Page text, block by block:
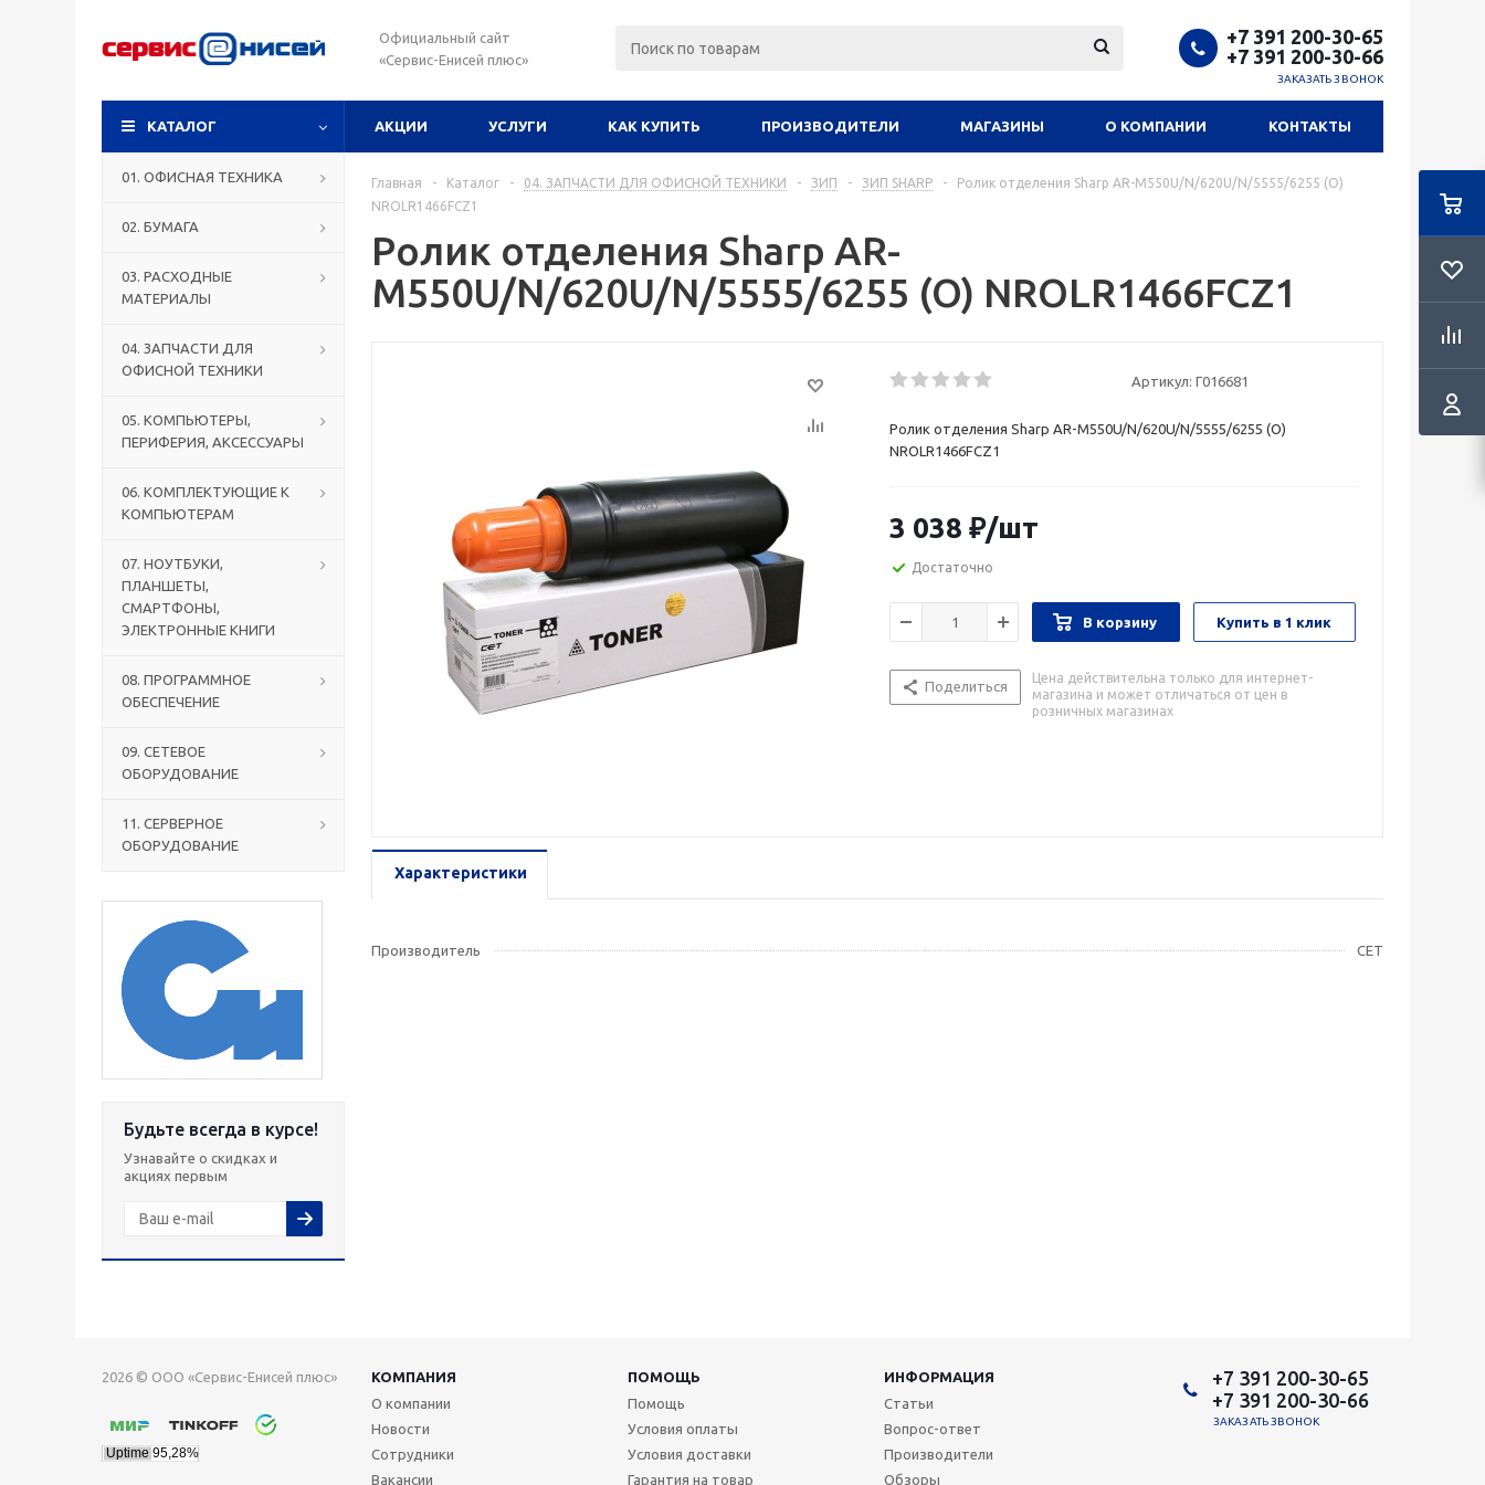
Официальный сайт
«Сервис-Енисей плюс»
+7 391 200-30-65
+7 391 200-30-66
ЗАКАЗАТЬ ЗВОНОК
КАТАЛОГ АКЦИИ УСЛУГИ КАК КУПИТЬ ПРОИЗВОДИТЕЛИ МАГАЗИНЫ О КОМПАНИИ КОНТАКТЫ
01. ОФИСНАЯ ТЕХНИКА
02. БУМАГА
03. РАСХОДНЫЕ
МАТЕРИАЛЫ
04. ЗАПЧАСТИ ДЛЯ
ОФИСНОЙ ТЕХНИКИ
05. КОМПЬЮТЕРЫ,
ПЕРИФЕРИЯ, АКСЕССУАРЫ
06. КОМПЛЕКТУЮЩИЕ К
КОМПЬЮТЕРАМ
07. НОУТБУКИ,
ПЛАНШЕТЫ,
СМАРТФОНЫ,
ЭЛЕКТРОННЫЕ КНИГИ
08. ПРОГРАММНОЕ
ОБЕСПЕЧЕНИЕ
09. СЕТЕВОЕ
ОБОРУДОВАНИЕ
11. СЕРВЕРНОЕ
ОБОРУДОВАНИЕ
Будьте всегда в курсе!
Узнавайте о скидках и
акциях первым
Главная - Каталог - 04. ЗАПЧАСТИ ДЛЯ ОФИСНОЙ ТЕХНИКИ - ЗИП - ЗИП SHARP -
Ролик отделения Sharp AR-M550U/N/620U/N/5555/6255 (O)
NROLR1466FCZ1
Ролик отделения Sharp AR-
M550U/N/620U/N/5555/6255 (O) NROLR1466FCZ1
Артикул: Г016681
Ролик отделения Sharp AR-M550U/N/620U/N/5555/6255 (O)
NROLR1466FCZ1
3 038 ₽/шт
Достаточно
В корзину Купить в 1 клик
Поделиться
Цена действительна только для интернет-
магазина и может отличаться от цен в
розничных магазинах
Характеристики
Производитель CET
2026 © ООО «Сервис-Енисей плюс» КОМПАНИЯ ПОМОЩЬ
ИНФОРМАЦИЯ
О компании
Новости
Сотрудники
Вакансии
Помощь
Условия оплаты
Условия доставки
Гарантия на товар
Статьи
Вопрос-ответ
Производители
Обзоры
+7 391 200-30-65
+7 391 200-30-66
ЗАКАЗАТЬ ЗВОНОК